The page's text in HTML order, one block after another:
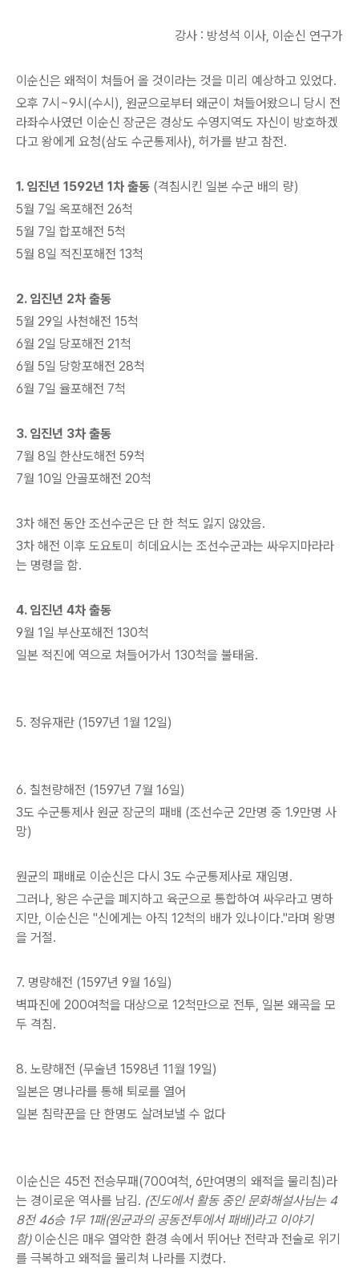
강사 : 방성석 이사, 이순신 연구가
이순신은 왜적이 쳐들어 올 것이라는 것을 미리 예상하고 있었다.
오후 7시~9시(수시), 원균으로부터 왜군이 쳐들어왔으니 당시 전
라좌수사였던 이순신 장군은 경상도 수영지역도 자신이 방호하겠
다고 왕에게 요청(삼도 수군통제사), 허가를 받고 참전.
1. 임진년 1592년 1차 출동 (격침시킨 일본 수군 배의 량)
5월 7일 옥포해전 26척
5월 7일 합포해전 5척
5월 8일 적진포해전 13척
2. 임진년 2차 출동
5월 29일 사천해전 15척
6월 2일 당포해전 21척
6월 5일 당항포해전 28척
6월 7일 율포해전 7척
3. 임진년 3차 출동
7월 8일 한산도해전 59척
7월 10일 안골포해전 20척
3차 해전 동안 조선수군은 단 한 척도 잃지 않았음.
3차 해전 이후 도요토미 히데요시는 조선수군과는 싸우지마라라
는 명령을 함.
4. 임진년 4차 출동
9월 1일 부산포해전 130척
일본 적진에 역으로 쳐들어가서 130척을 불태움.
5. 정유재란 (1597년 1월 12일)
6. 칠천량해전 (1597년 7월 16일)
3도 수군통제사 원균 장군의 패배 (조선수군 2만명 중 1.9만명 사
망)
원균의 패배로 이순신은 다시 3도 수군통제사로 재임명.
그러나, 왕은 수군을 폐지하고 육군으로 통합하여 싸우라고 명하
지만, 이순신은 "신에게는 아직 12척의 배가 있나이다."라며 왕명
을 거절.
7. 명량해전 (1597년 9월 16일)
벽파진에 200여척을 대상으로 12척만으로 전투, 일본 왜곡을 모
두 격침.
8. 노량해전 (무술년 1598년 11월 19일)
일본은 명나라를 통해 퇴로를 열어
일본 침략꾼을 단 한명도 살려보낼 수 없다
이순신은 45전 전승무패(700여척, 6만여명의 왜적을 물리침)라
는 경이로운 역사를 남김. (진도에서 활동 중인 문화해설사님는 4
8전 46승 1무 1패(원균과의 공동전투에서 패배)라고 이야기
함) 이순신은 매우 열악한 환경 속에서 뛰어난 전략과 전술로 위기
를 극복하고 왜적을 물리쳐 나라를 지켰다.